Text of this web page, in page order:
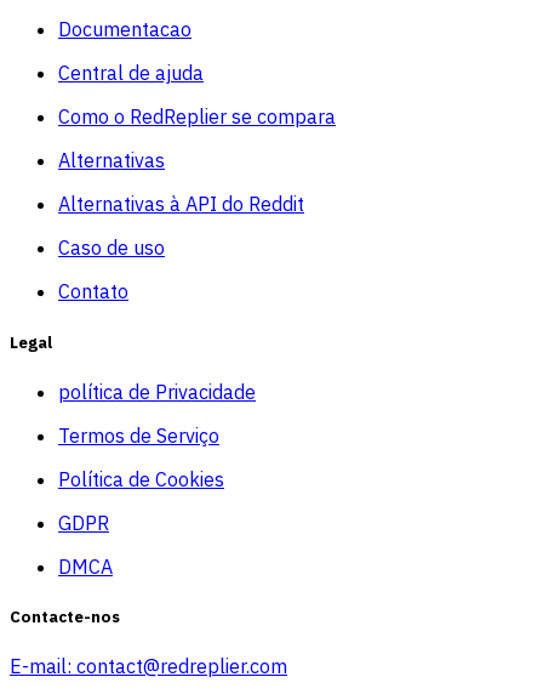
Documentacao
Central de ajuda
Como o RedReplier se compara
Alternativas
Alternativas à API do Reddit
Caso de uso
Contato
Legal
política de Privacidade
Termos de Serviço
Política de Cookies
GDPR
DMCA
Contacte-nos
E-mail: contact@redreplier.com